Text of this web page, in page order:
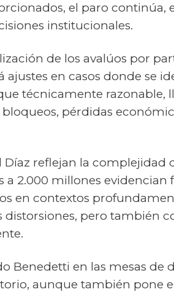
el paro continúa,
institucionales.
de los avalúos por
en casos donde se
técnicamente razonable,
pérdidas
reflejan la complejidad
2.000 millones evidencian
en contextos
distorsiones, pero también
Benedetti en las mesas de
aunque también pone